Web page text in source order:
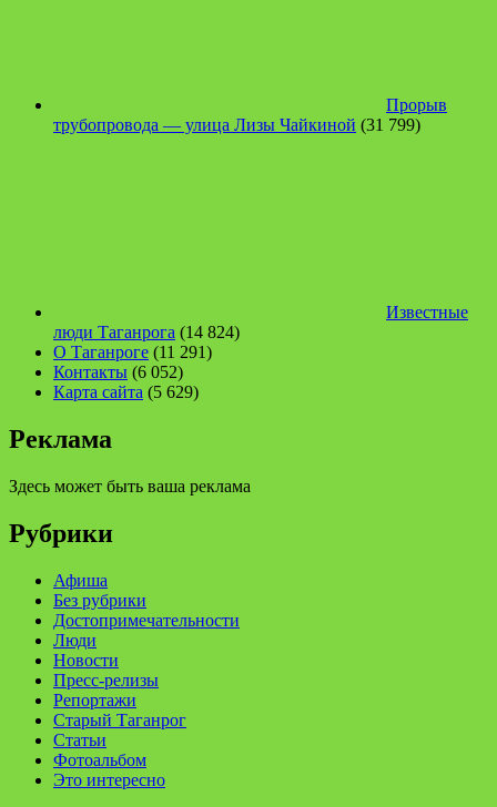
Прорыв
трубопровода — улица Лизы Чайкиной (31 799)
Известные
люди Таганрога (14 824)
О Таганроге (11 291)
Контакты (6 052)
Карта сайта (5 629)
Реклама
Здесь может быть ваша реклама
Рубрики
Афиша
Без рубрики
Достопримечательности
Люди
Новости
Пресс-релизы
Репортажи
Старый Таганрог
Статьи
Фотоальбом
Это интересно